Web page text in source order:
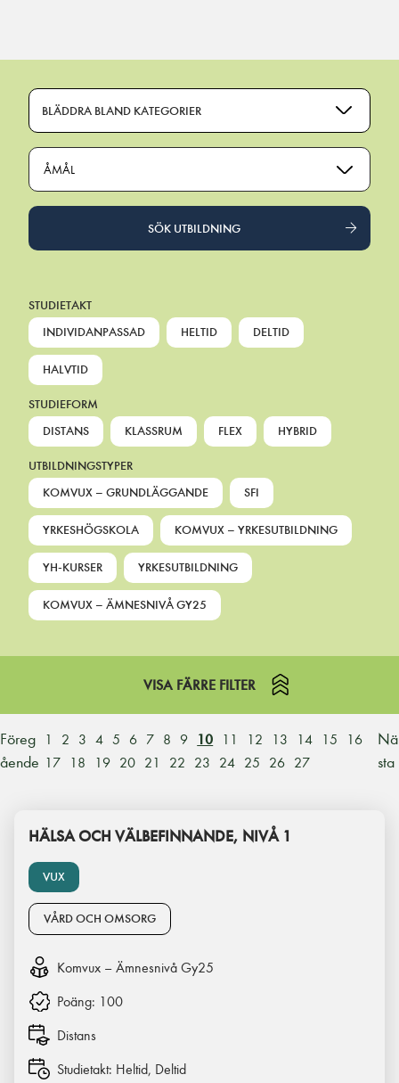
BLÄDDRA BLAND KATEGORIER
ÅMÅL
SÖK UTBILDNING
STUDIETAKT
INDIVIDANPASSAD
HELTID DELTID
HALVTID
STUDIEFORM
DISTANS
KLASSRUM FLEX HYBRID
UTBILDNINGSTYPER
KOMVUX – GRUNDLÄGGANDE
SFI
YRKESHÖGSKOLA KOMVUX – YRKESUTBILDNING
YH-KURSER YRKESUTBILDNING
KOMVUX – ÄMNESNIVÅ GY25
VISA FÄRRE FILTER
Föreg
ående
1 2 3 4 5 6 7 8 9 10 11 12 13 14 15
16
17
18 19 20 21 22 23 24 25 26 27
Nä
sta
VUX
HÄLSA OCH VÄLBEFINNANDE, NIVÅ 1
VÅRD OCH OMSORG
Komvux – Ämnesnivå Gy25
Poäng: 100
Distans
Studietakt: Heltid, Deltid